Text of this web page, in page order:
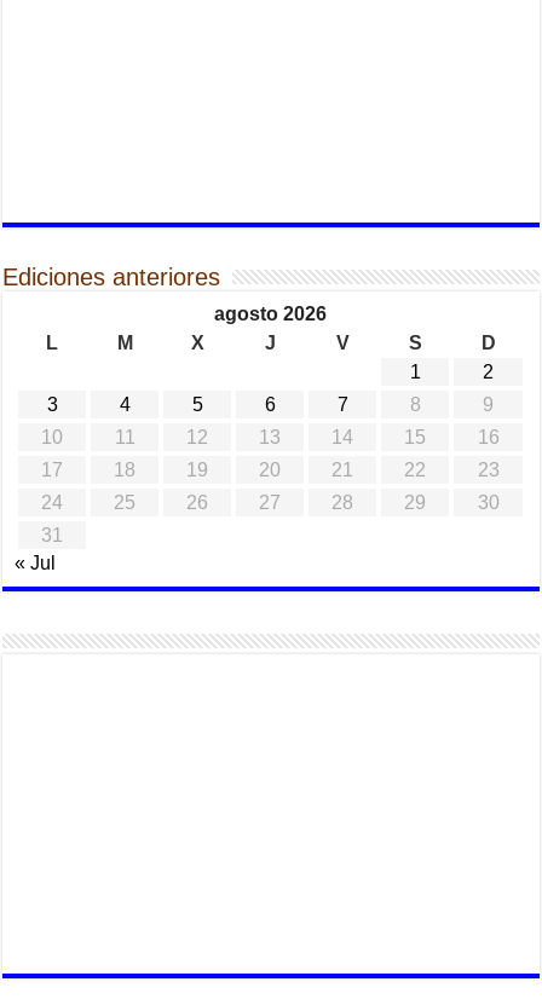
Ediciones anteriores
agosto 2026
L
M X J V S
D
1
2
3
4 5 6 7 8
9
10
11 12 13 14 15
16
17
18 19 20 21 22
23
24
25 26 27 28 29
30
31
« Jul